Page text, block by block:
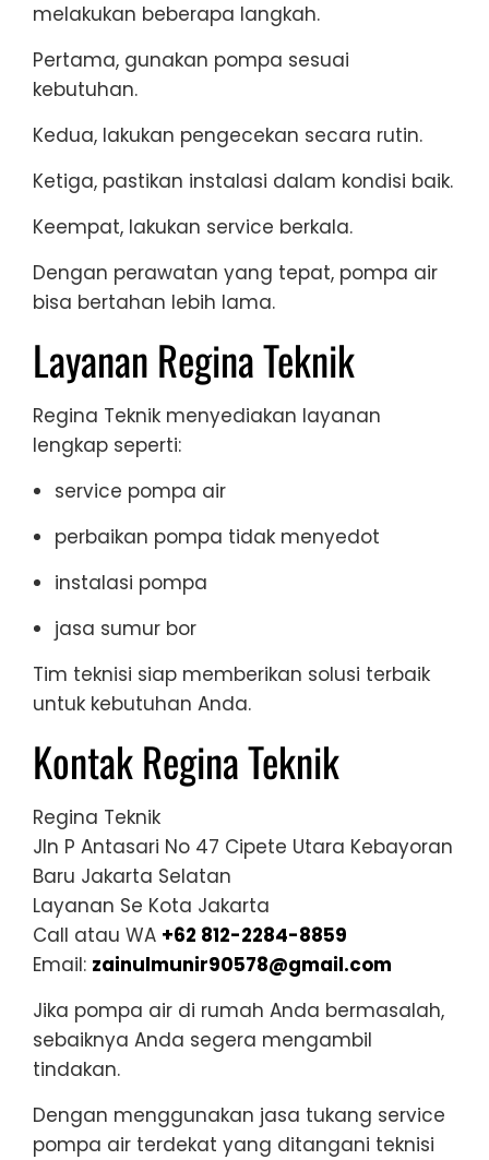
melakukan beberapa langkah.
Pertama, gunakan pompa sesuai
kebutuhan.
Kedua, lakukan pengecekan secara rutin.
Ketiga, pastikan instalasi dalam kondisi baik.
Keempat, lakukan service berkala.
Dengan perawatan yang tepat, pompa air
bisa bertahan lebih lama.
Layanan Regina Teknik
Regina Teknik menyediakan layanan
lengkap seperti:
service pompa air
perbaikan pompa tidak menyedot
instalasi pompa
jasa sumur bor
Tim teknisi siap memberikan solusi terbaik
untuk kebutuhan Anda.
Kontak Regina Teknik
Regina Teknik
Jln P Antasari No 47 Cipete Utara Kebayoran
Baru Jakarta Selatan
Layanan Se Kota Jakarta
Call atau WA +62 812-2284-8859
Email: zainulmunir90578@gmail.com
Jika pompa air di rumah Anda bermasalah,
sebaiknya Anda segera mengambil
tindakan.
Dengan menggunakan jasa tukang service
pompa air terdekat yang ditangani teknisi